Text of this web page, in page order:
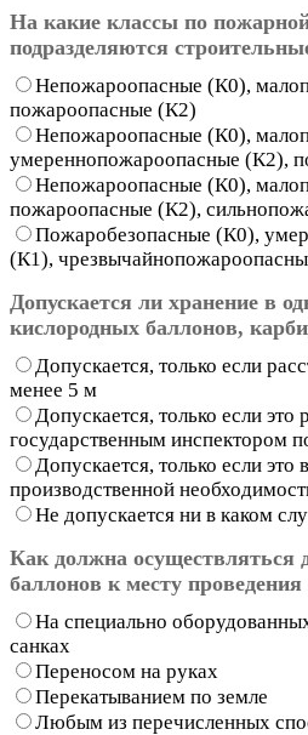
На какие классы по
подразделяются
Непожароопасные (К0),
пожароопасные (К2)
Непожароопасные (К0),
умереннопожароопасные (К2),
Непожароопасные (К0),
пожароопасные (К2),
Пожаробезопасные (К0),
(К1),
Допускается ли хранение в
кислородных баллонов,
Допускается, только если
менее 5 м
Допускается, только если это
государственным инспектором
Допускается, только если это
производственной
Не допускается ни в каком
Как должна осуществляться
баллонов к месту
На специально
санках
Переносом на руках
Перекатыванием по земле
Любым из перечисленных